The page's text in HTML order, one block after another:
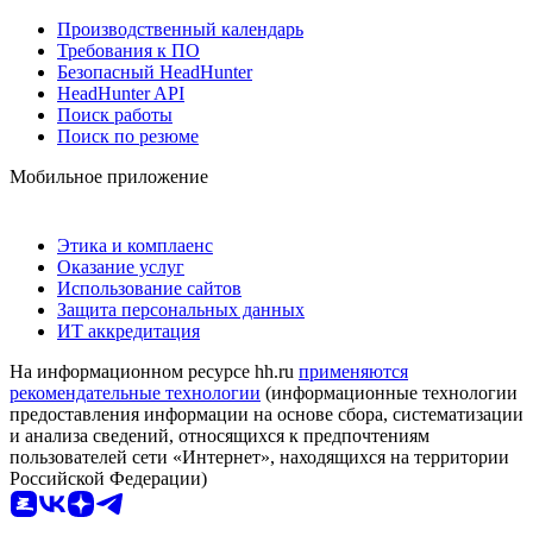
Производственный календарь
Требования к ПО
Безопасный HeadHunter
HeadHunter API
Поиск работы
Поиск по резюме
Мобильное приложение
Этика и комплаенс
Оказание услуг
Использование сайтов
Защита персональных данных
ИТ аккредитация
На информационном ресурсе hh.ru применяются
рекомендательные технологии (информационные технологии
предоставления информации на основе сбора, систематизации
и анализа сведений, относящихся к предпочтениям
пользователей сети «Интернет», находящихся на территории
Российской Федерации)